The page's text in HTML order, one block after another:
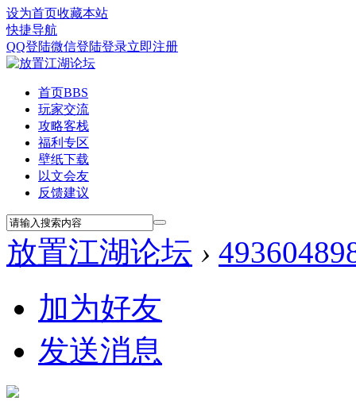
设为首页收藏本站
快捷导航
QQ登陆微信登陆登录立即注册
首页BBS
玩家交流
攻略客栈
福利专区
壁纸下载
以文会友
反馈建议
放置江湖论坛 ›
加为好友
发送消息